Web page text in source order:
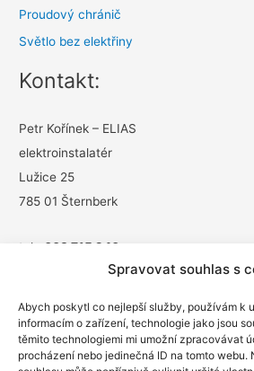
Spravovat souhlas s
Abych poskytl co nejlepší služby, používám k
informacím o zařízení, technologie jako jsou
těmito technologiemi mi umožní zpracovávat
procházení nebo jedinečná ID na tomto webu.
Proudový chránič
Světlo bez elektřiny
Kontakt:
Petr Kořínek – ELIAS
elektroinstalatér
Lužice 25
785 01 Šternberk
tel.:
603 715 240
info@elias-elektro.cz